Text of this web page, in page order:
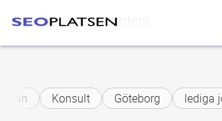
Skip to main content
Konsult Göteborg lediga